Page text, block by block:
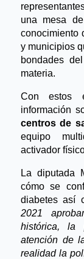
una mesa
conocimiento
y municipios
bondades
materia.
Con estos
centros de
equipo
activador
La diputada
cómo se
diabetes así
2021
histórica, la
atención de
realidad la